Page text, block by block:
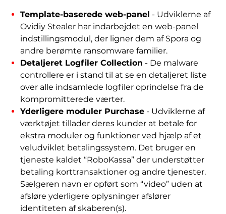
Template-baserede web-panel - Udviklerne af
Ovidiy Stealer har indarbejdet en web-panel
indstillingsmodul, der ligner dem af Spora og
andre berømte ransomware familier.
Detaljeret Logfiler Collection - De malware
controllere er i stand til at se en detaljeret liste
over alle indsamlede logfiler oprindelse fra de
kompromitterede værter.
Yderligere moduler Purchase- Udviklerne af
værktøjet tillader deres kunder at betale for
ekstra moduler og funktioner ved hjælp af et
veludviklet betalingssystem. Det bruger en
tjeneste kaldet “RoboKassa” der understøtter
betaling korttransaktioner og andre tjenester.
Sælgeren navn er opført som “video” uden at
afsløre yderligere oplysninger afslører
identiteten af ​​skaberen(s).